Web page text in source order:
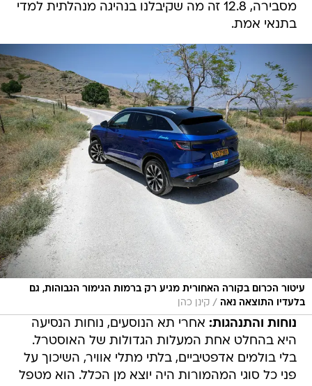
מסבירה, 12.8 זה מה שקיבלנו בנהיגה מנהלתית למדי
בתנאי אמת.
עיטור הכרום בקורה האחורית מגיע רק ברמות הגימור הגבוהות, גם
בלעדיו התוצאה נאה / קינן כהן
נוחות והתנהגות: אחרי תא הנוסעים, נוחות הנסיעה
היא בהחלט אחת המעלות הגדולות של האוסטרל.
בלי בולמים אדפטיביים, בלתי מתלי אוויר, השיכוך על
פני כל סוגי המהמורות היה יוצא מן הכלל. הוא מטפל